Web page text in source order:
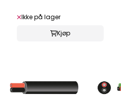
Ikke på lager
Kjøp